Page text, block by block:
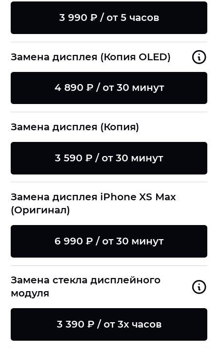
3 990 ₽ / от 5 часов
Замена дисплея (Копия OLED)
4 890 ₽ / от 30 минут
Замена дисплея (Копия)
3 590 ₽ / от 30 минут
Замена дисплея iPhone XS Max
(Оригинал)
6 990 ₽ / от 30 минут
Замена стекла дисплейного
модуля
3 390 ₽ / от 3х часов